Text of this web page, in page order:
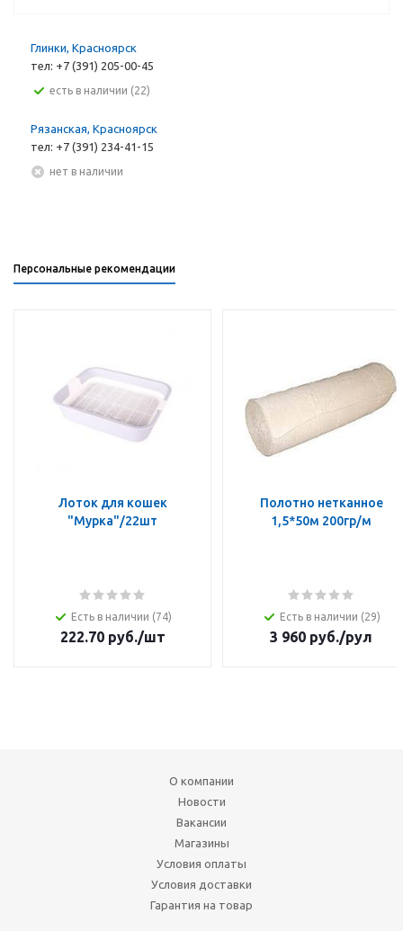
Глинки, Красноярск
тел: +7 (391) 205-00-45
Есть в наличии (22)
Рязанская, Красноярск
тел: +7 (391) 234-41-15
Нет в наличии
Персональные рекомендации
Лоток для кошек
"Мурка"/22шт
Есть в наличии (74)
222.70руб./шт
Полотно нетканное
1,5*50м 200гр/м
Есть в наличии (29)
3 960 руб./рул
О компании
Новости
Вакансии
Магазины
Условия оплаты
Условия доставки
Гарантия на товар